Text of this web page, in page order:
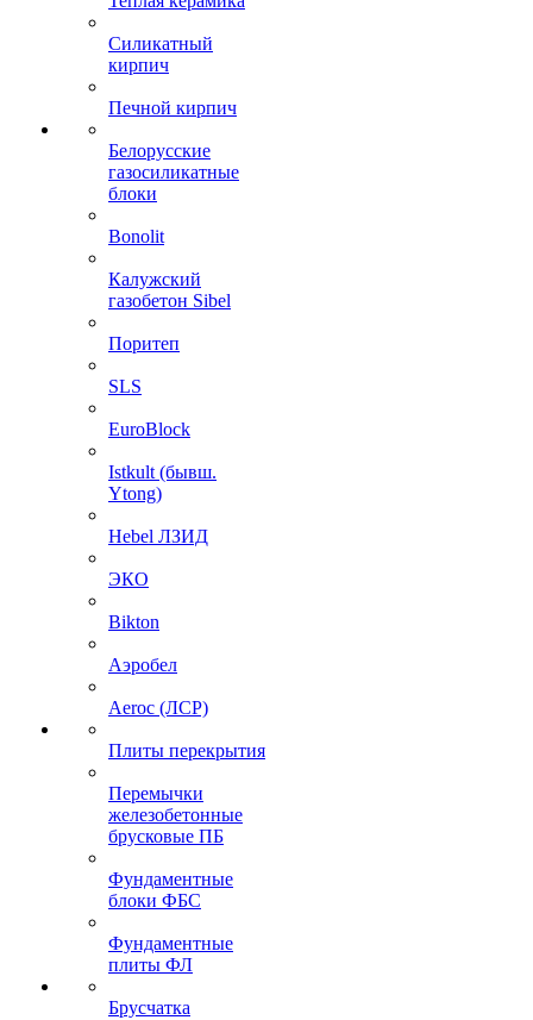
Силикатный
кирпич
Печной кирпич
Белорусские
газосиликатные
блоки
Bonolit
Калужский
газобетон Sibel
Поритеп
SLS
EuroBlock
Istkult (бывш.
Ytong)
Hebel ЛЗИД
ЭКО
Bikton
Аэробел
Aeroc (ЛСР)
Плиты перекрытия
Перемычки
железобетонные
брусковые ПБ
Фундаментные
блоки ФБС
Фундаментные
плиты ФЛ
Брусчатка